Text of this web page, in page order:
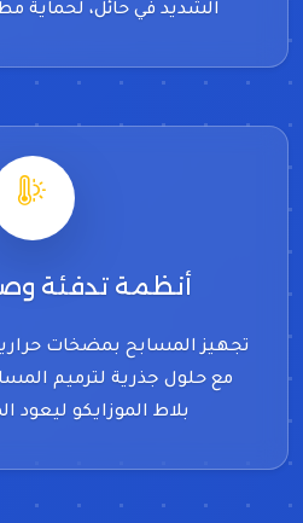
الشديد في حائل، لحماية
أنظمة تدفئة
تجهيز المسابح بمضخات
مع حلول جذرية لترميم
بلاط الموزايكو ليعود